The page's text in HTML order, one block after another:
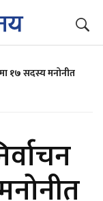
१७ सदस्य मनोनीत